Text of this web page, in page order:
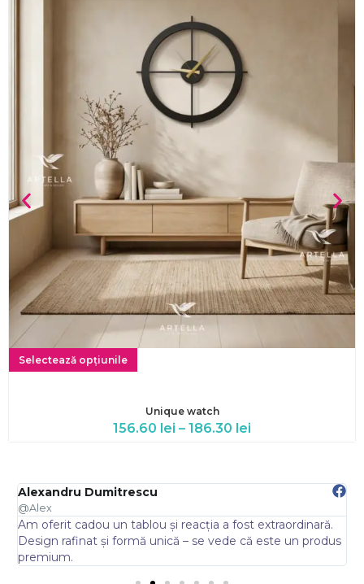
Selectează opțiunile
Unique watch
156.60 lei – 186.30 lei
Alexandru Dumitrescu
@Alex
Am oferit cadou un tablou și reacția a fost extraordinară.
Design rafinat și formă unică – se vede că este un produs
premium.